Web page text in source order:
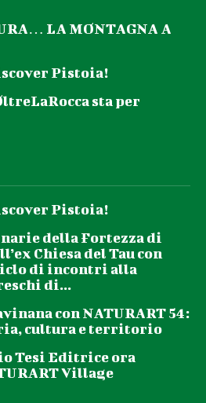
pubblico
e le tipologie di
Brunelleschi 36
livello
Polo tecnologico
su “La salute
nella Terza Età”
collaborazione
Pistoia, con il
Caript
tecnologico
la fine del viaggio
di Biagio Falcini
Dario Flori
LA MONTAGNA A
Pistoia!
sta per
Pistoia!
della Fortezza di
Chiesa del Tau con
di incontri alla
di...
con NATURART 54:
cultura e territorio
Tesi Editrice ora
Village